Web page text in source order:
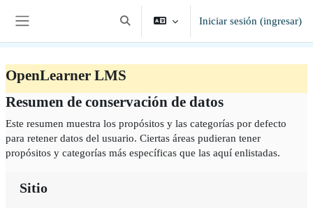
Alternar entrada de búsqueda
Iniciar sesión (ingresar)
OpenLearner LMS
Resumen de conservación de datos
Este resumen muestra los propósitos y las categorías por defecto
para retener datos del usuario. Ciertas áreas pudieran tener
propósitos y categorías más específicas que las aquí enlistadas.
Sitio